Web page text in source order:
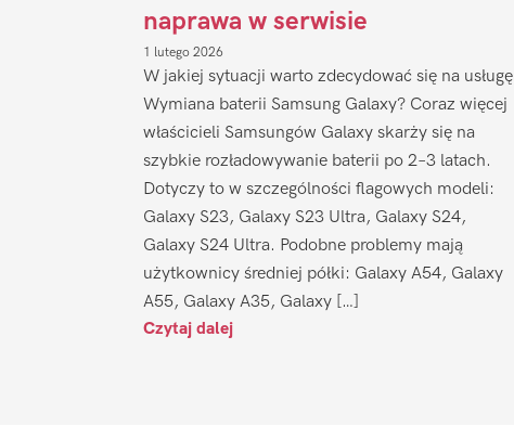
naprawa w serwisie
1 lutego 2026
W jakiej sytuacji warto zdecydować się na usługę
Wymiana baterii Samsung Galaxy? Coraz więcej
właścicieli Samsungów Galaxy skarży się na
szybkie rozładowywanie baterii po 2–3 latach.
Dotyczy to w szczególności flagowych modeli:
Galaxy S23, Galaxy S23 Ultra, Galaxy S24,
Galaxy S24 Ultra. Podobne problemy mają
użytkownicy średniej półki: Galaxy A54, Galaxy
A55, Galaxy A35, Galaxy […]
Czytaj dalej